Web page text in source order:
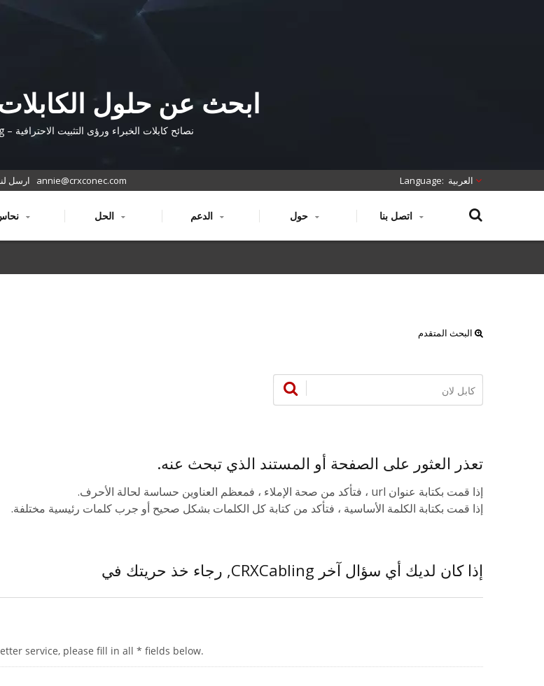
CRXCabling
نصائح كابلات الخبراء ورؤى التثبيت الاحترافية – CRXCabling
annie@crxconec.com العربية
نحاس الحل الدعم حول
البحث المتقدم
اعتذارنا...
تعذر العثور على الصفحة أو المستند الذي تبحث عنه.
إذا قمت بكتابة عنوان url ، فتأكد من صحة الإملاء ، فمعظم العناوين حساسة لحالة الأحرف.
إذا قمت بكتابة الكلمة الأساسية ، فتأكد من كتابة كل الكلمات بشكل صحيح أو جرب كلمات رئيسية مختلفة.
إذا كان لديك أي سؤال آخر CRXCabling, رجاء خذ حريتك في